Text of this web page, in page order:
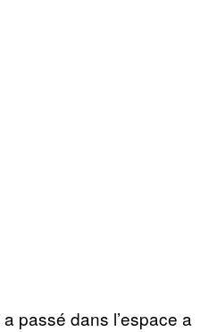
passé dans l’espace a